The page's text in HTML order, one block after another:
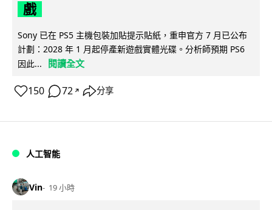
戲
Sony 已在 PS5 主機包裝加貼提示貼紙，重申官方 7 月已公布
計劃：2028 年 1 月起停產新遊戲實體光碟。分析師預期 PS6
因此...
閱讀全文
150 72 ↗ 分享
人工智能
Vin 19 小時